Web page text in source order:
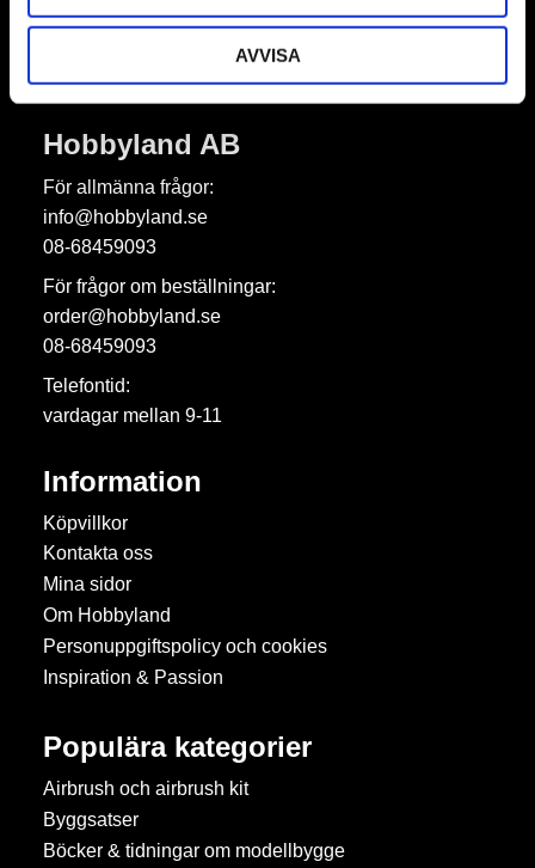
AVVISA
Dina personuppgifter behandlas i enlighet med vårintegritetspolicy.
Hobbyland AB
För allmänna frågor:
info@hobbyland.se
08-68459093
För frågor om beställningar:
order@hobbyland.se
08-68459093
Telefontid:
vardagar mellan 9-11
Information
Köpvillkor
Kontakta oss
Mina sidor
Om Hobbyland
Personuppgiftspolicy och cookies
Inspiration & Passion
Populära kategorier
Airbrush och airbrush kit
Byggsatser
Böcker & tidningar om modellbygge